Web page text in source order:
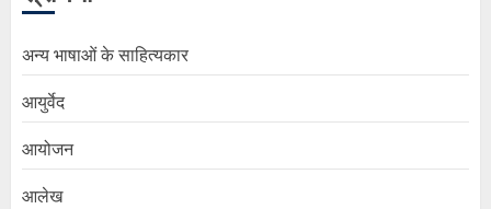
अन्य भाषाओं के साहित्यकार
आयुर्वेद
आयोजन
आलेख